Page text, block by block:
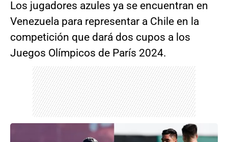
Los jugadores azules ya se encuentran en
Venezuela para representar a Chile en la
competición que dará dos cupos a los
Juegos Olímpicos de París 2024.